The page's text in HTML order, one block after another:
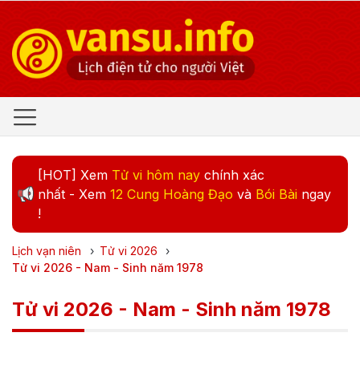
[HOT] Xem Tử vi hôm nay chính xác
nhất - Xem 12 Cung Hoàng Đạo và Bói Bài ngay
!
Lịch vạn niên › Tử vi 2026
›
Tử vi 2026 - Nam - Sinh năm 1978
Tử vi 2026 - Nam - Sinh năm 1978